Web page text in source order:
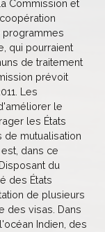
Commission et
programmes
qui pourraient
de traitement
prévoit
Les
le
les États
mutualisation
dans ce
du
des États
de plusieurs
des visas. Dans
Indien, des